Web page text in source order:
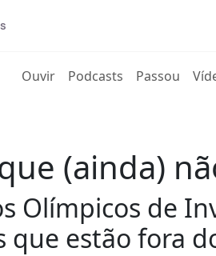
Ouvir(current)
Podcasts Passou
(ainda)
Olímpicos de
estão fora